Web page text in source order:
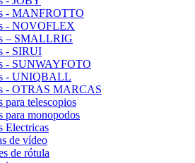
- MANFROTTO
- NOVOFLEX
– SMALLRIG
- SIRUI
- SUNWAYFOTO
- UNIQBALL
- OTRAS MARCAS
para telescopios
para monopodos
Electricas
de vídeo
de rótula